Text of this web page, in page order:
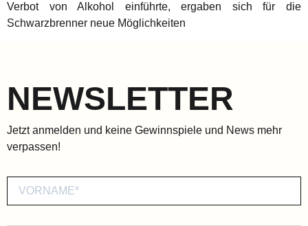
Verbot von Alkohol einführte, ergaben sich für die
Schwarzbrenner neue Möglichkeiten
NEWSLETTER
Jetzt anmelden und keine Gewinnspiele und News mehr
verpassen!